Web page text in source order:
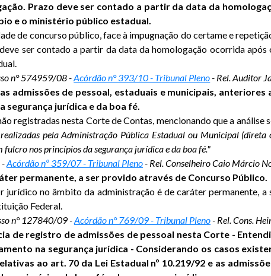
Prazo deve ser contado a partir da data da
e o ministério público estadual.
de concurso público, face à impugnação do certame e
ser contado a partir da data da homologação ocorrida
n° 574959/08 -Acórdão n° 393/10 - Tribunal Pleno- Rel. Auditor
admissões de pessoal, estaduais e municipais,
segurança jurídica e da boa fé.
registradas nesta Corte de Contas, mencionando que a análise
realizadas pela Administração Pública Estadual ou Municipal
fulcro nos princípios da segurança jurídica e da boa fé."
-Acórdão nº 359/07 - Tribunal Pleno- Rel. Conselheiro Caio Márcio
permanente, a ser provido através de Concurso Público.
jurídico no âmbito da administração é de caráter
Federal.
n° 127840/09 -Acórdão n° 769/09 - Tribunal Pleno- Rel. Cons.
de registro de admissões de pessoal nesta Corte -
na segurança jurídica - Considerando os casos
ao art. 70 da Lei Estadual nº 10.219/92 e as